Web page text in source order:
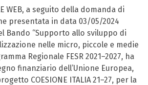
WEB, a seguito della domanda di
presentata in data 03/05/2024
Bando “Supporto allo sviluppo di
nelle micro, piccole e medie
Regionale FESR 2021–2027, ha
finanziario dell’Unione Europea,
COESIONE ITALIA 21–27, per la